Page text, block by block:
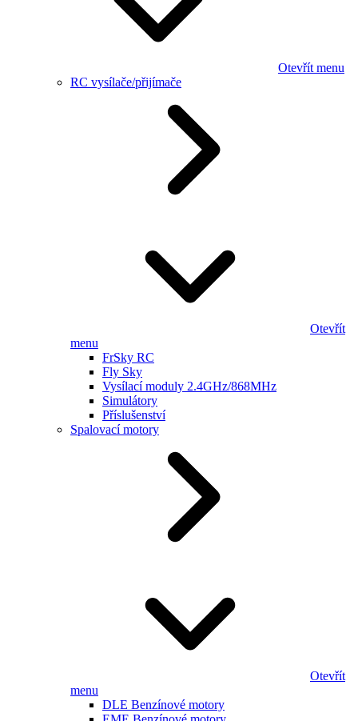
Otevřít menu
RC vysílače/přijímače
Otevřít
menu
FrSky RC
Fly Sky
Vysílací moduly 2.4GHz/868MHz
Simulátory
Příslušenství
Spalovací motory
Otevřít
menu
DLE Benzínové motory